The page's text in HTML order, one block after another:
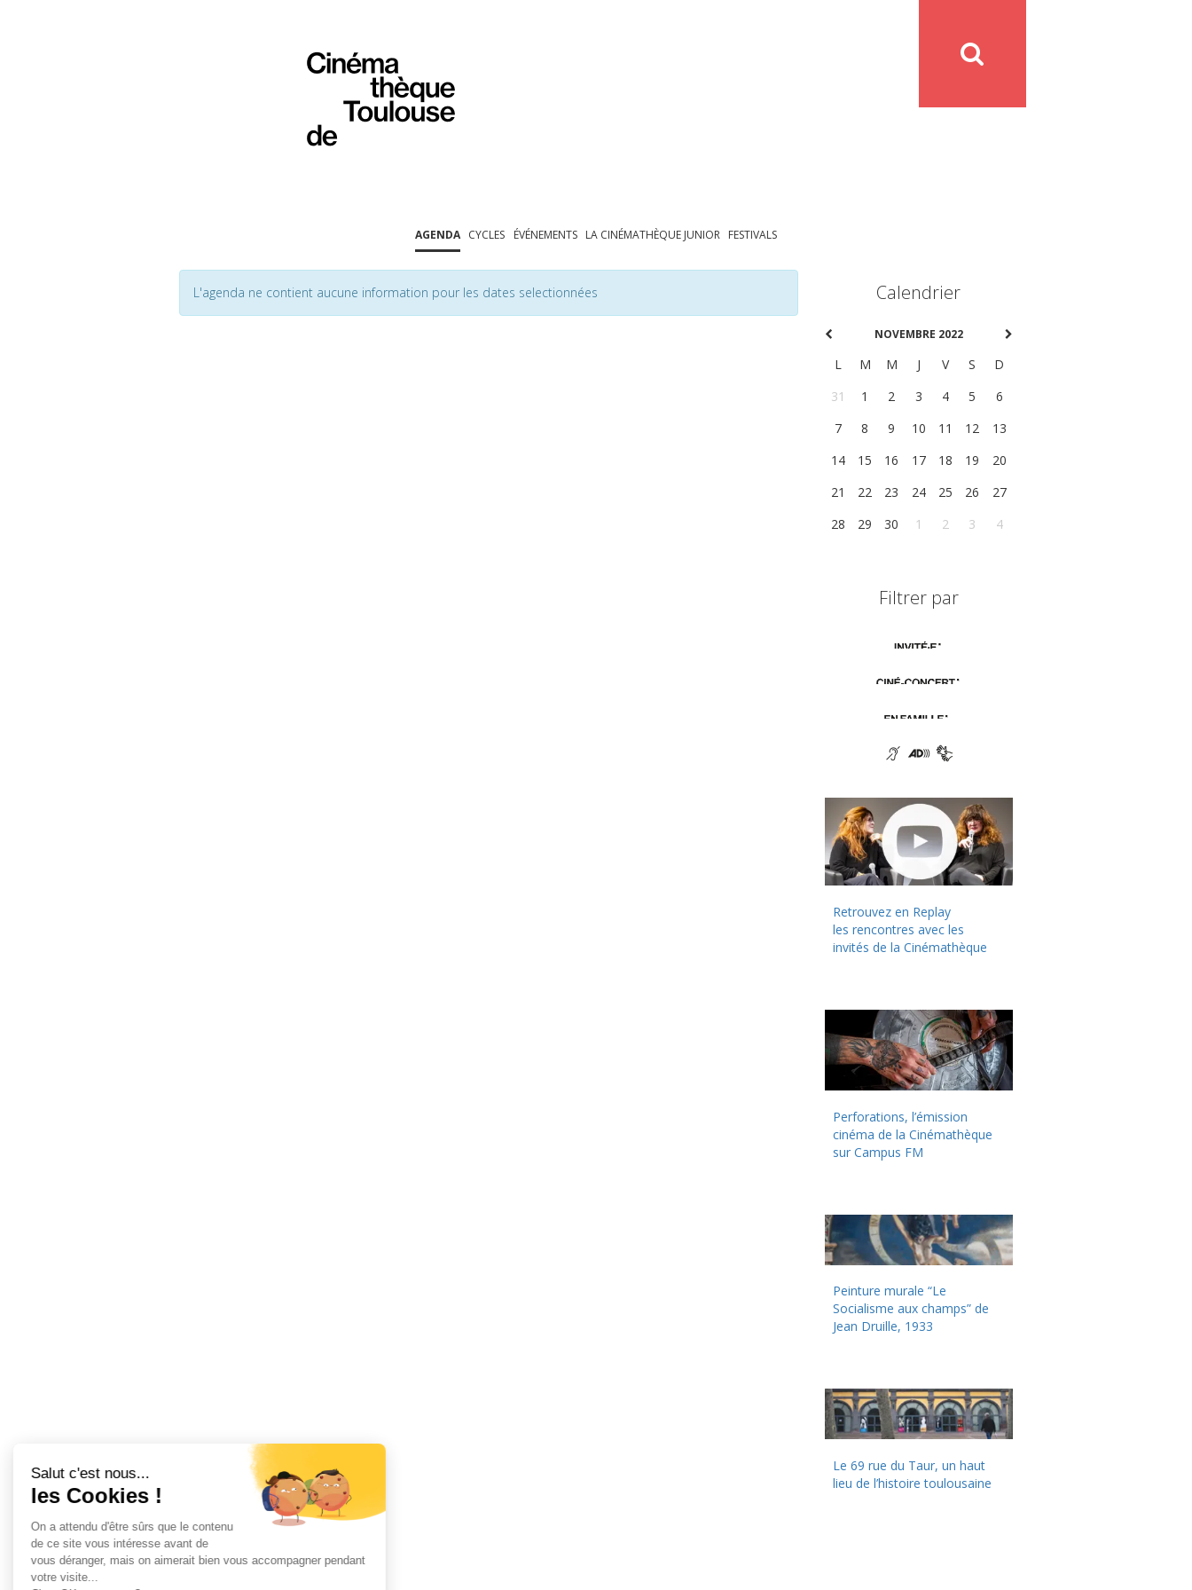
AGENDA CYCLES ÉVÉNEMENTS LA CINÉMATHÈQUE JUNIOR FESTIVALS
L'agenda ne contient aucune information pour les dates selectionnées Calendrier
NOVEMBRE 2022
L M M J V S
D
31
1 2 3 4 5
6
7
8 9 10 11 12
13
14
15 16 17 18 19
20
21
22 23 24 25 26
27
28
29 30 1 2 3 4
Filtrer par
Retrouvez en Replay
les rencontres avec les
invités de la Cinémathèque
Perforations, l’émission
cinéma de la Cinémathèque
sur Campus FM
Peinture murale “Le
Socialisme aux champs” de
Jean Druille, 1933
Le 69 rue du Taur, un haut
lieu de l’histoire toulousaine